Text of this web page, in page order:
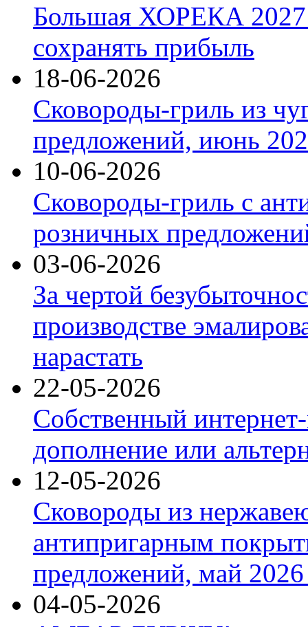
Большая ХОРЕКА 2027:
сохранять прибыль
18-06-2026
Сковороды-гриль из
предложений, июнь
10-06-2026
Сковороды-гриль с
розничных
03-06-2026
За чертой
производстве
нарастать
22-05-2026
Собственный
дополнение или
12-05-2026
Сковороды из
антипригарным
предложений, май 2026
04-05-2026